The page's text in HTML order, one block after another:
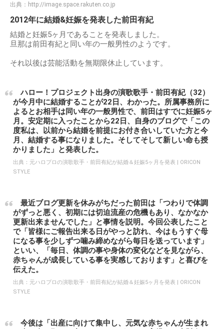
出典： http://image.space.rakuten.co.jp
2012年に結婚&妊娠を発表した前田有紀
結婚と妊娠5ヶ月であることを発表しました。
旦那は前田有紀と同い年の一般男性のようです。
それ以後は芸能活動を無期限休止しています。
ハロー！プロジェクト出身の演歌歌手・前田有紀（32）
が今月中に結婚することが22日、わかった。所属事務所に
よるとお相手は同い年の一般男性で、前田はすでに妊娠5ヶ
月。安定期に入ったことから22日、自身のブログで「この
度私は、以前から結婚を前提にお付き合いしていた方と今
月、結婚する事になりました。そしてそして新しい命も授
かりました」と発表した。
出典： 元ハロプロの演歌歌手・前田有紀が結婚＆妊娠5ヶ月を発表 | ORICON
STYLE
最近ブログ更新を休みがちだった前田は「つわりで体調
がずっと悪く、初期には切迫流産の危機もあり、なかなか
更新出来ませんでした」と事情を説明。今回公表したこと
で「皆様にご報告出来る日がやっと訪れ、今はもうすぐ母
になる事を少しずつ噛み締めながら毎日を送っています」
といい、「毎日、体調の事や身体の変化などを見ながら、
赤ちゃんが成長している事を実感しております」と喜びを
伝えた。
出典： 元ハロプロの演歌歌手・前田有紀が結婚＆妊娠5ヶ月を発表 | ORICON
STYLE
今後は「出産に向けて集中し、元気な赤ちゃんが生まれ